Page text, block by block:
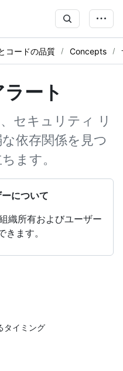
コードの品質 Concepts
ート
セキュリティ リ
依存関係を見つ
ます。
について
織所有およびユーザー
ます。
タイミング